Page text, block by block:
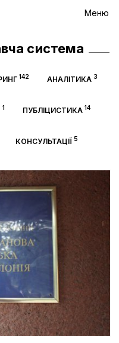
Меню
система
142 АНАЛІТИКА 3
1 ПУБЛІЦИСТИКА 14
КОНСУЛЬТАЦІЇ5